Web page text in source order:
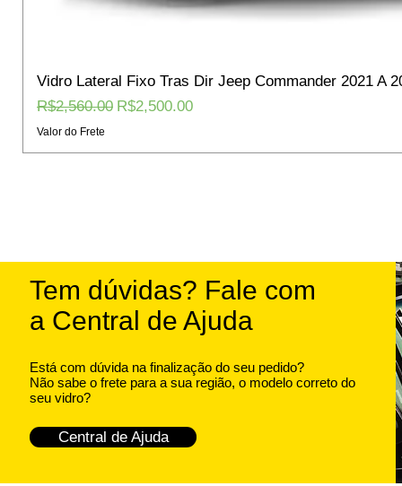
Vidro Lateral Fixo Tras Dir Jeep Commander 2021 A
Regular Price
R$2,560.00 Sale Price
R$2,500.00
Valor do Frete
Tem dúvidas? Fale com
a Central de Ajuda
Está com dúvida na finalização do seu pedido?
Não sabe o frete para a sua região, o modelo correto do
seu vidro?
Central de Ajuda